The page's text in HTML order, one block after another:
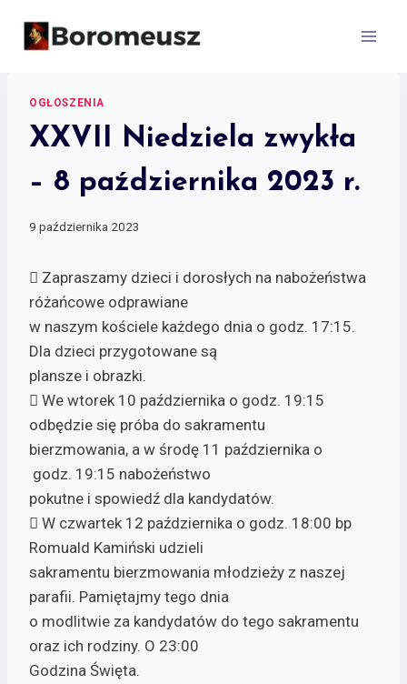
OGŁOSZENIA
XXVII Niedziela zwykła
– 8 października 2023 r.
9 października 2023
 Zapraszamy dzieci i dorosłych na nabożeństwa
różańcowe odprawiane
w naszym kościele każdego dnia o godz. 17:15.
Dla dzieci przygotowane są
plansze i obrazki.
 We wtorek 10 października o godz. 19:15
odbędzie się próba do sakramentu
bierzmowania, a w środę 11 października o
godz. 19:15 nabożeństwo
pokutne i spowiedź dla kandydatów.
 W czwartek 12 października o godz. 18:00 bp
Romuald Kamiński udzieli
sakramentu bierzmowania młodzieży z naszej
parafii. Pamiętajmy tego dnia
o modlitwie za kandydatów do tego sakramentu
oraz ich rodziny. O 23:00
Godzina Święta.